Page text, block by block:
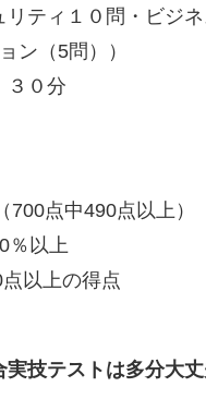
ティ１０問・ビジ
ン（5問））
３０分
700点中490点以上）
％以上
以上の得点
実技テストは多分大